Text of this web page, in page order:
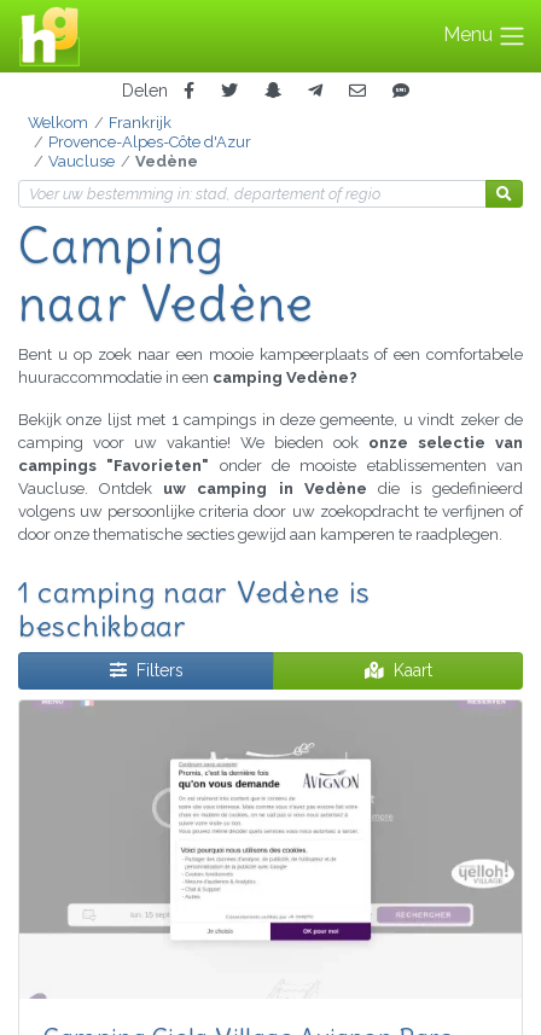
Menu
Delen
Welkom
Frankrijk
Provence-Alpes-Côte d'Azur
Vaucluse
Vedène
Camping
naar Vedène
Bent u op zoek naar een mooie kampeerplaats of een comfortabele
huuraccommodatie in een camping Vedène?
Bekijk onze lijst met 1 campings in deze gemeente, u vindt zeker de
camping voor uw vakantie! We bieden ook onze selectie van
campings "Favorieten" onder de mooiste etablissementen van
Vaucluse. Ontdek uw camping in Vedène die is gedefinieerd
volgens uw persoonlijke criteria door uw zoekopdracht te verfijnen of
door onze thematische secties gewijd aan kamperen te raadplegen.
1 camping naar Vedène is
beschikbaar
Filters Kaart